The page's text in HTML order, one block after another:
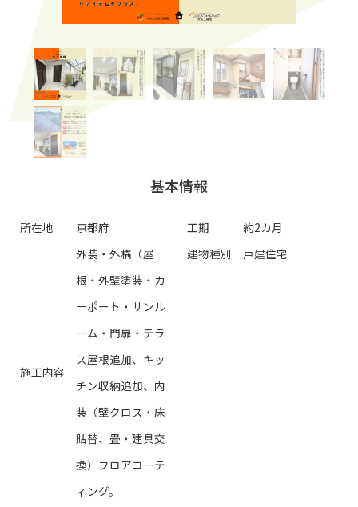
基本情報
所在地 京都府
施工内容
外装・外構（屋
根・外壁塗装・カ
ーポート・サンル
ーム・門扉・テラ
ス屋根追加、キッ
チン収納追加、内
装（壁クロス・床
貼替、畳・建具交
換）フロアコーテ
ィング。
工期
約2カ月
建物種別
戸建住宅